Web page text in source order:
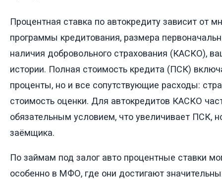
Процентная ставка по автокредиту зависит от
программы кредитования, размера
наличия добровольного страхования (КАСКО),
истории. Полная стоимость кредита (ПСК)
проценты, но и все сопутствующие расходы:
стоимость оценки. Для автокредитов КАСКО
обязательным условием, что увеличивает ПСК,
заёмщика.
По займам под залог авто процентные ставки
особенно в МФО, где они достигают